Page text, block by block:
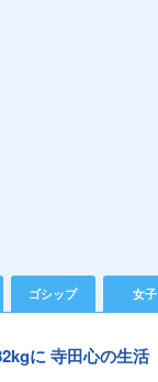
ゴシップ 女子
に 寺田心の生活